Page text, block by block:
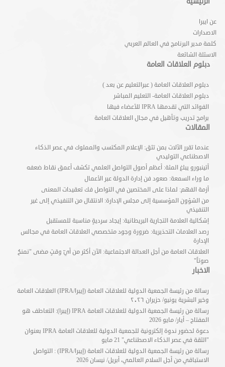
عن ايبرا
الاصدارات
كلمة مدير البرنامج في العالم العربي
الاسئلة الشائعة
دبلوم العلاقات العامة
دبلوم العلاقات العامة ( عبرالتعليم عن بعد )
دبلوم العلاقات العامة- التعليم المباشر
الفوائد التي تقدمها IPRA للأعضاء فيها
برامج تدريب وتأهيل في مجال العلاقات العامة
المقالات
عندما تقرر الآلات بمن تثق: الإعلام المكتسب والمملوك في عصر الذكاء
الاصطناعي التوليدي
أتينبورو يبلغ المئة: أعظم أصول التواصل العلمي تكشف أعمق نقاط ضعفه
ما وراء السمعة: صعود فن إدارة الدولة عبر الأعمال
أزمة الفهم: لماذا على المختصين في التواصل فك تعقيدات المعنى
من الشؤون المؤسسية إلى مجلس الإدارة: الانتقال من التنفيذي إلى غير
التنفيذي
إشكالية العلامة التجارية البريطانية: إيجاد سرديةٍ مناسبة للمستقبل
رصد العلامات التحذيرية: ضرورة وجود متخصصي العلاقات العامة في مجالس
الإدارة
العلاقات العامة من أجل العدالة الاجتماعية: الآن أكثر من أيّ وقتٍ مضى "نمنحُ
صوتاً"
الاخبار
رسالة من رئيسة الجمعية الدولية للعلاقات العامة (إيبرا/IPRA) العلاقات العامة
وخير البشرية يونيو/ حزيران ٢٠٢٦
رسالة من رئيسة الجمعية الدولية للعلاقات العامة IPRA (إيبرا): التعاطف هو
المفتاح – أيار/ مايو 2026
دعوة لحضور ندوة إلكترونية للجمعية الدولية للعلاقات العامة IPRA بعنوان
"الثقة في عصر الذكاء الاصطناعي" 21 مايو
رسالة من رئيسة الجمعية الدولية للعلاقات العامة (إيبرا/IPRA) : التواصل
الاستباقي من أجل السلام العالمي، أبريل/ نيسان 2026